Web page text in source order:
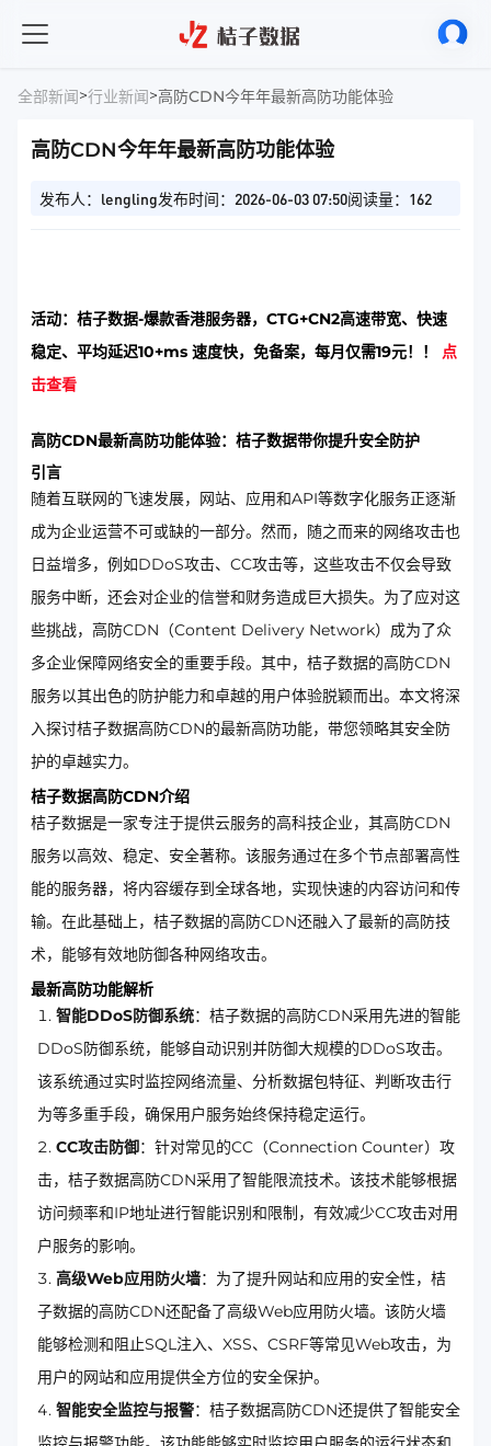
全部新闻>行业新闻>高防CDN今年年最新高防功能体验
高防CDN今年年最新高防功能体验
发布人：lengling发布时间：2026-06-03 07:50阅读量：162
活动：桔子数据-爆款香港服务器，CTG+CN2高速带宽、快速
稳定、平均延迟10+ms 速度快，免备案，每月仅需19元！！ 点
击查看
高防CDN最新高防功能体验：桔子数据带你提升安全防护
引言
随着互联网的飞速发展，网站、应用和API等数字化服务正逐渐
成为企业运营不可或缺的一部分。然而，随之而来的网络攻击也
日益增多，例如DDoS攻击、CC攻击等，这些攻击不仅会导致
服务中断，还会对企业的信誉和财务造成巨大损失。为了应对这
些挑战，高防CDN（Content Delivery Network）成为了众
多企业保障网络安全的重要手段。其中，桔子数据的高防CDN
服务以其出色的防护能力和卓越的用户体验脱颖而出。本文将深
入探讨桔子数据高防CDN的最新高防功能，带您领略其安全防
护的卓越实力。
桔子数据高防CDN介绍
桔子数据是一家专注于提供云服务的高科技企业，其高防CDN
服务以高效、稳定、安全著称。该服务通过在多个节点部署高性
能的服务器，将内容缓存到全球各地，实现快速的内容访问和传
输。在此基础上，桔子数据的高防CDN还融入了最新的高防技
术，能够有效地防御各种网络攻击。
最新高防功能解析
智能DDoS防御系统：桔子数据的高防CDN采用先进的智能
DDoS防御系统，能够自动识别并防御大规模的DDoS攻击。
该系统通过实时监控网络流量、分析数据包特征、判断攻击行
为等多重手段，确保用户服务始终保持稳定运行。
CC攻击防御：针对常见的CC（Connection Counter）攻
击，桔子数据高防CDN采用了智能限流技术。该技术能够根据
访问频率和IP地址进行智能识别和限制，有效减少CC攻击对用
户服务的影响。
高级Web应用防火墙：为了提升网站和应用的安全性，桔
子数据的高防CDN还配备了高级Web应用防火墙。该防火墙
能够检测和阻止SQL注入、XSS、CSRF等常见Web攻击，为
用户的网站和应用提供全方位的安全保护。
智能安全监控与报警：桔子数据高防CDN还提供了智能安全